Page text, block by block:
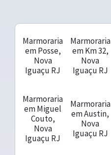
Marmoraria
em Posse,
Nova
Iguaçu RJ
Marmoraria
em Km 32,
Nova
Iguaçu RJ
Marmoraria
em Miguel
Couto,
Nova
Iguaçu RJ
Marmoraria
em Austin,
Nova
Iguaçu RJ